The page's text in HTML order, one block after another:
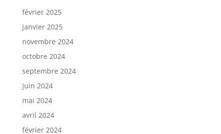
février 2025
janvier 2025
novembre 2024
octobre 2024
septembre 2024
juin 2024
mai 2024
avril 2024
février 2024